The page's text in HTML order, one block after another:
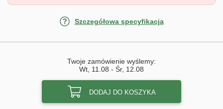
Szczegółowa specyfikacja
Twoje zamówienie wyślemy:
Wt, 11.08 - Śr, 12.08
DODAJ DO KOSZYKA